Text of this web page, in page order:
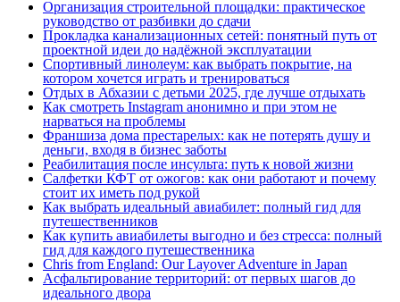
Организация строительной площадки: практическое
руководство от разбивки до сдачи
Прокладка канализационных сетей: понятный путь от
проектной идеи до надёжной эксплуатации
Спортивный линолеум: как выбрать покрытие, на
котором хочется играть и тренироваться
Отдых в Абхазии с детьми 2025, где лучше отдыхать
Как смотреть Instagram анонимно и при этом не
нарваться на проблемы
Франшиза дома престарелых: как не потерять душу и
деньги, входя в бизнес заботы
Реабилитация после инсульта: путь к новой жизни
Салфетки КФТ от ожогов: как они работают и почему
стоит их иметь под рукой
Как выбрать идеальный авиабилет: полный гид для
путешественников
Как купить авиабилеты выгодно и без стресса: полный
гид для каждого путешественника
Chris from England: Our Layover Adventure in Japan
Асфальтирование территорий: от первых шагов до
идеального двора